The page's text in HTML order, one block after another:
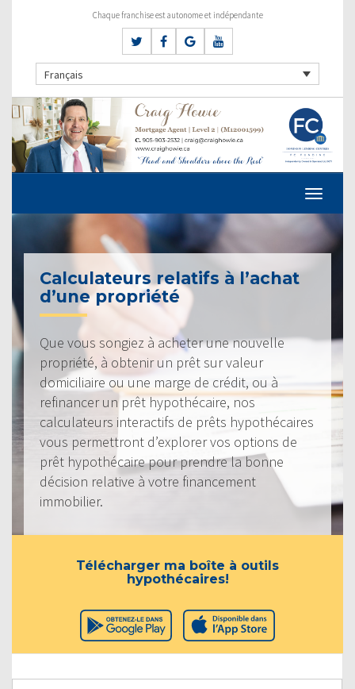
Chaque franchise est autonome et indépendante
Français
Calculateurs relatifs à l’achat
d’une propriété
Que vous songiez à acheter une nouvelle
propriété, à obtenir un prêt sur valeur
domiciliaire ou une marge de crédit, ou à
refinancer un prêt hypothécaire, nos
calculateurs interactifs de prêts hypothécaires
vous permettront d’explorer vos options de
prêt hypothécaire pour prendre la bonne
décision relative à votre financement
immobilier.
Télécharger ma boîte à outils
hypothécaires!